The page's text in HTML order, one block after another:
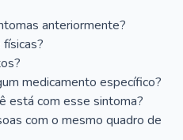
anteriormente?
medicamento específico?
está com esse sintoma?
com o mesmo quadro de